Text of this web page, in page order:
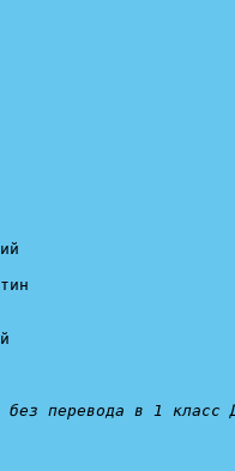
без перевода в 1 класс